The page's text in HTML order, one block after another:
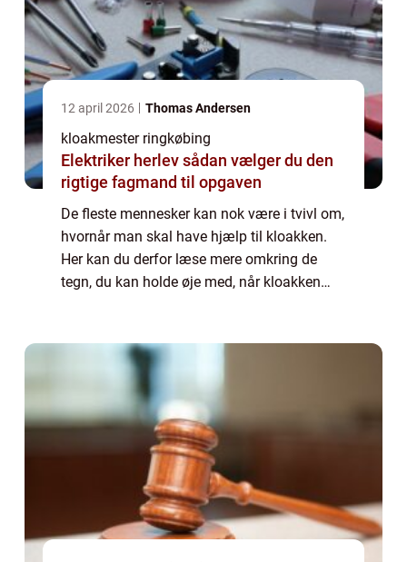
12 april 2026 Thomas Andersen
kloakmester ringkøbing
Elektriker herlev sådan vælger du den
rigtige fagmand til opgaven
De fleste mennesker kan nok være i tvivl om,
hvornår man skal have hjælp til kloakken.
Her kan du derfor læse mere omkring de
tegn, du kan holde øje med, når kloakken